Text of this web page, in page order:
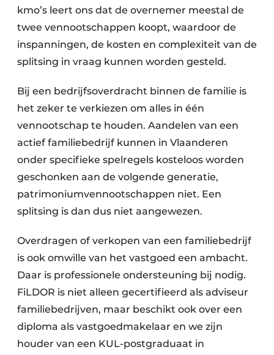
kmo’s leert ons dat de overnemer meestal de
twee vennootschappen koopt, waardoor de
inspanningen, de kosten en complexiteit van de
splitsing in vraag kunnen worden gesteld.
Bij een bedrijfsoverdracht binnen de familie is
het zeker te verkiezen om alles in één
vennootschap te houden. Aandelen van een
actief familiebedrijf kunnen in Vlaanderen
onder specifieke spelregels kosteloos worden
geschonken aan de volgende generatie,
patrimoniumvennootschappen niet. Een
splitsing is dan dus niet aangewezen.
Overdragen of verkopen van een familiebedrijf
is ook omwille van het vastgoed een ambacht.
Daar is professionele ondersteuning bij nodig.
FiLDOR is niet alleen gecertifieerd als adviseur
familiebedrijven, maar beschikt ook over een
diploma als vastgoedmakelaar en we zijn
houder van een KUL-postgraduaat in